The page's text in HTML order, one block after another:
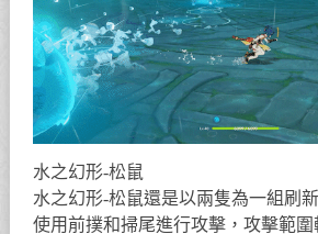
水之幻形-松鼠
水之幻形-松鼠還是以兩隻為一組刷
使用前撲和掃尾進行攻擊，攻擊範